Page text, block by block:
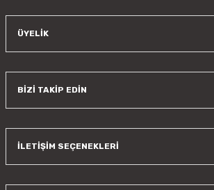
ÜYELİK
BİZİ TAKİP EDİN
İLETİŞİM SEÇENEKLERİ